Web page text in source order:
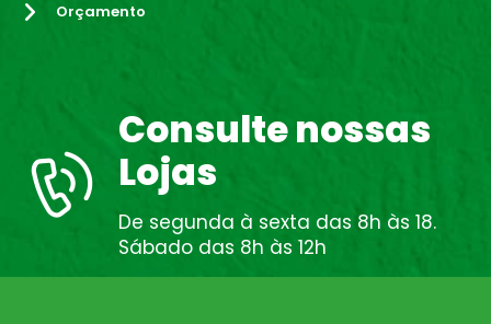
Orçamento
Consulte nossas
Lojas
De segunda à sexta das 8h às 18.
Sábado das 8h às 12h